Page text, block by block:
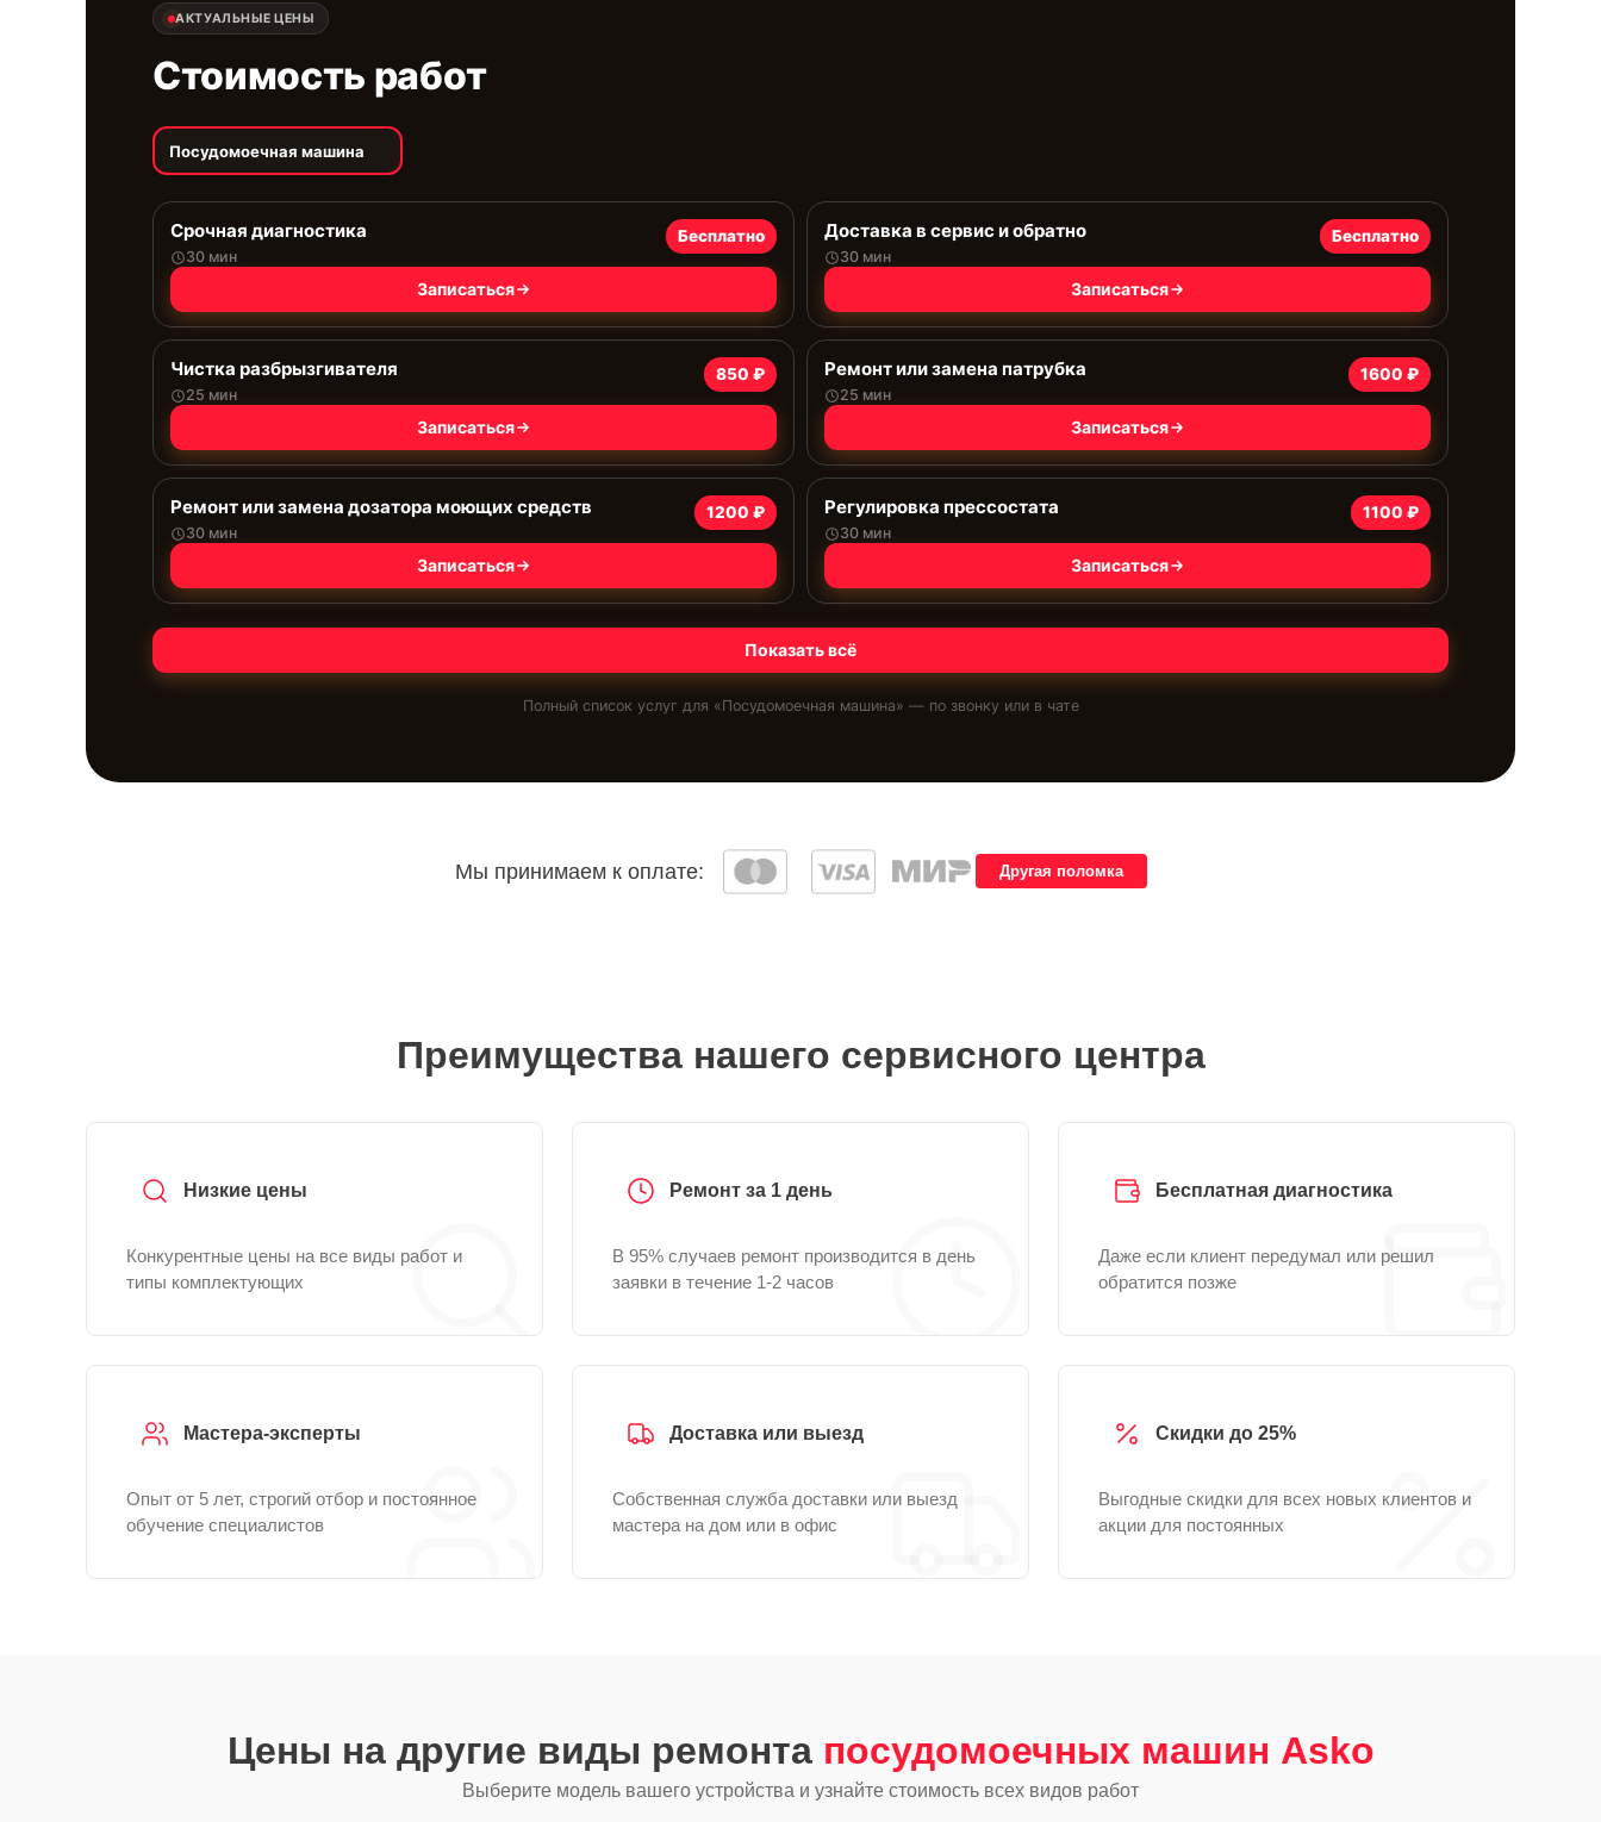
АКТУАЛЬНЫЕ ЦЕНЫ
Стоимость работ
Посудомоечная машина
Срочная диагностика
30 мин
Бесплатно
Записаться
Доставка в сервис и обратно
30 мин
Бесплатно
Записаться
Чистка разбрызгивателя
25 мин
850 ₽
Записаться
Ремонт или замена патрубка
25 мин
1600 ₽
Записаться
Ремонт или замена дозатора моющих средств
30 мин
1200 ₽
Записаться
Регулировка прессостата
30 мин
1100 ₽
Записаться
Показать всё
Полный список услуг для «Посудомоечная машина» — по звонку или в чате
Мы принимаем к оплате: Другая поломка
Преимущества нашего сервисного центра
Низкие цены
Конкурентные цены на все виды работ и
типы комплектующих
Ремонт за 1 день
В 95% случаев ремонт производится в день
заявки в течение 1-2 часов
Бесплатная диагностика
Даже если клиент передумал или решил
обратится позже
Мастера-эксперты
Опыт от 5 лет, строгий отбор и постоянное
обучение специалистов
Доставка или выезд
Собственная служба доставки или выезд
мастера на дом или в офис
Скидки до 25%
Выгодные скидки для всех новых клиентов и
акции для постоянных
Цены на другие виды ремонта посудомоечных машин Asko
Выберите модель вашего устройства и узнайте стоимость всех видов работ